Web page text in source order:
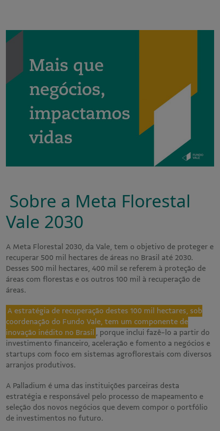
Sobre a Meta Florestal
Vale 2030
A Meta Florestal 2030, da Vale, tem o objetivo de proteger e
recuperar 500 mil hectares de áreas no Brasil até 2030.
Desses 500 mil hectares, 400 mil se referem à proteção de
áreas com florestas e os outros 100 mil à recuperação de
áreas.
A estratégia de recuperação destes 100 mil hectares, sob
coordenação do Fundo Vale, tem um componente de
inovação inédito no Brasil , porque inclui fazê-lo a partir do
investimento financeiro, aceleração e fomento a negócios e
startups com foco em sistemas agroflorestais com diversos
arranjos produtivos.
A Palladium é uma das instituições parceiras desta
estratégia e responsável pelo processo de mapeamento e
seleção dos novos negócios que devem compor o portfólio
de investimentos no futuro.